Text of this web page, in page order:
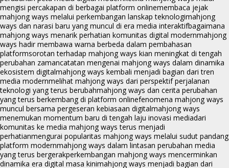
mengisi percakapan di berbagai platform onlinemembaca jejak
mahjong ways melalui perkembangan lanskap teknologimahjong
ways dan narasi baru yang muncul di era media interaktifbagaimana
mahjong ways menarik perhatian komunitas digital modernmahjong
ways hadir membawa warna berbeda dalam pembahasan
platformsorotan terhadap mahjong ways kian meningkat di tengah
perubahan zamancatatan mengenai mahjong ways dalam dinamika
ekosistem digitalmahjong ways kembali menjadi bagian dari tren
media modernmelihat mahjong ways dari perspektif perjalanan
teknologi yang terus berubahmahjong ways dan cerita perubahan
yang terus berkembang di platform onlinefenomena mahjong ways
muncul bersama pergeseran kebiasaan digitalmahjong ways
menemukan momentum baru di tengah laju inovasi mediadari
komunitas ke media mahjong ways terus menjadi
perhatianmengurai popularitas mahjong ways melalui sudut pandang
platform modernmahjong ways dalam lintasan perubahan media
yang terus bergerakperkembangan mahjong ways mencerminkan
dinamika era digital masa kinimahjong ways menjadi bagian dari